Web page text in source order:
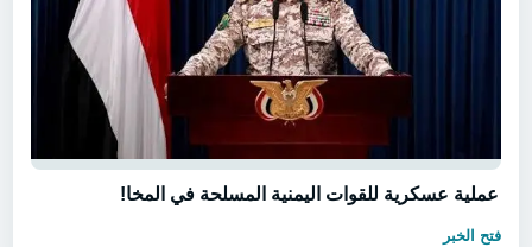
عملية عسكرية للقوات اليمنية المسلحة في المخا!
فتح الخبر